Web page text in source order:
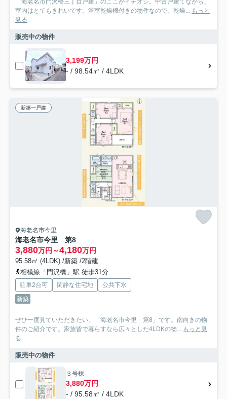
「海老名市門沢橋三丁目戸建」のここがイチオシ。中古戸建てながら、
室内はとてもきれいです。浴室乾燥機付きの物件なので、乾燥... もっと
見る
販売中の物件
3,199万円
- / 98.54㎡ / 4LDK
新築一戸建
海老名市今里
海老名市今里 第8
3,880万円～4,180万円
95.58㎡ (4LDK) /新築 /2階建
相模線「門沢橋」駅 徒歩31分
駐車2台可 閑静な住宅地
公共下水
新築
ぜひ一度見ていただきたい、「海老名市今里 第8」です。南向きの物
件のご紹介です。家族皆で暮らすなら広々とした4LDKの物... もっと見
る
販売中の物件
３号棟
3,880万円
- / 95.58㎡ / 4LDK